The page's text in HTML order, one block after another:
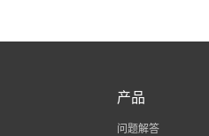
产品
问题解答